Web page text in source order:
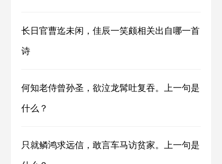
长日官曹迄未闲，佳辰一笑颇相关出自哪一首
诗
何知老侍曾孙圣，欲泣龙髯吐复吞。上一句是
什么？
只就鳞鸿求远信，敢言车马访贫家。上一句是